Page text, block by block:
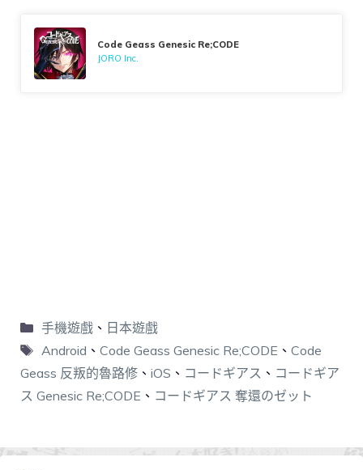
Code Geass Genesic Re;CODE
JORO Inc.
手機遊戲、 日本遊戲
Android 、 Code Geass Genesic Re;CODE 、 Code
Geass 反叛的魯路修 、 iOS 、 コードギアス 、 コードギア
ス Genesic Re;CODE 、 コードギアス 奪還のゼット